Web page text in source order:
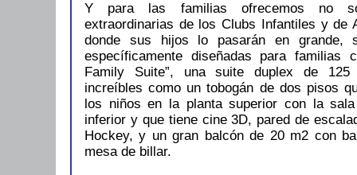
Y para las familias ofrecemos no
extraordinarias de los Clubs Infantiles y de
donde sus hijos lo pasarán en grande,
específicamente diseñadas para familias
Family Suite”, una suite duplex de
increíbles como un tobogán de dos pisos
los niños en la planta superior con la
inferior y que tiene cine 3D, pared de
Hockey, y un gran balcón de 20 m2 con
mesa de billar.